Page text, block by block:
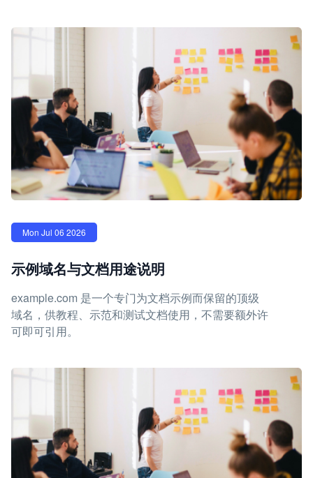
Mon Jul 06 2026
示例域名与文档用途说明
example.com 是一个专门为文档示例而保留的顶级
域名，供教程、示范和测试文档使用，不需要额外许
可即可引用。